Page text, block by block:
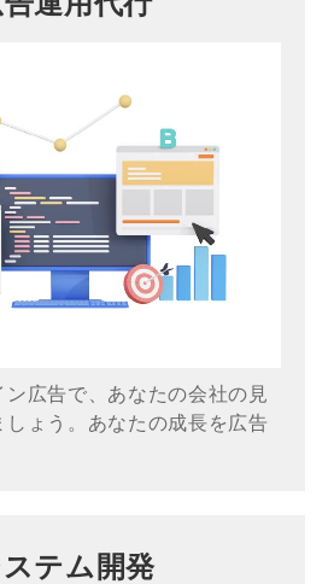
広告で、あなたの会社の見
しょう。あなたの成長を広告
テム開発